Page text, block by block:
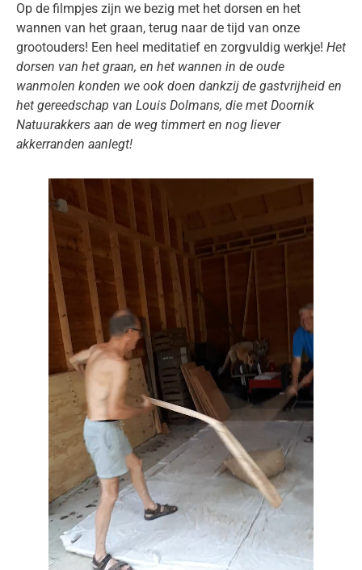
Op de filmpjes zijn we bezig met het dorsen en het
wannen van het graan, terug naar de tijd van onze
grootouders! Een heel meditatief en zorgvuldig werkje! Het
dorsen van het graan, en het wannen in de oude
wanmolen konden we ook doen dankzij de gastvrijheid en
het gereedschap van Louis Dolmans, die met Doornik
Natuurakkers aan de weg timmert en nog liever
akkerranden aanlegt!